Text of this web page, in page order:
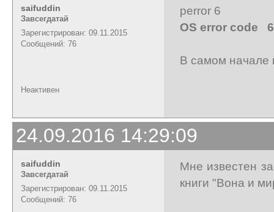
saifuddin
Завсегдатай
Зарегистрирован: 09.11.2015
Сообщений: 76
perror 6
OS error code
В самом начале
Неактивен
24.09.2016 14:29:09
saifuddin
Завсегдатай
Зарегистрирован: 09.11.2015
Сообщений: 76
Мне известен
книги "Вона и